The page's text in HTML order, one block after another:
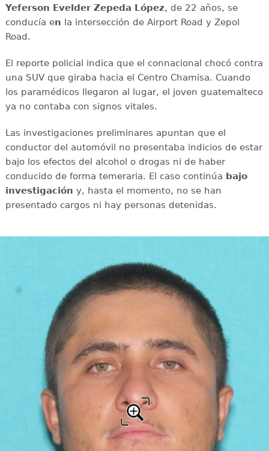
Yeferson Evelder Zepeda López, de 22 años, se
conducía en la intersección de Airport Road y Zepol
Road.
El reporte policial indica que el connacional chocó contra
una SUV que giraba hacia el Centro Chamisa. Cuando
los paramédicos llegaron al lugar, el joven guatemalteco
ya no contaba con signos vitales.
Las investigaciones preliminares apuntan que el
conductor del automóvil no presentaba indicios de estar
bajo los efectos del alcohol o drogas ni de haber
conducido de forma temeraria. El caso continúa bajo
investigación y, hasta el momento, no se han
presentado cargos ni hay personas detenidas.